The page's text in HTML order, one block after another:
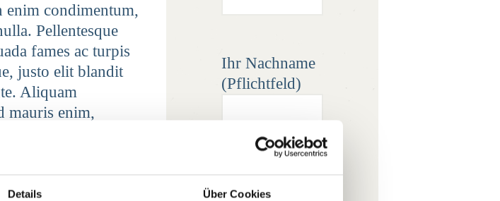
Details Über Cookies
enim condimentum,
Pellentesque
fames ac turpis
justo elit blandit
Aliquam
mauris enim,
Sed faucibus et
Ihr Nachname
(Pflichtfeld)